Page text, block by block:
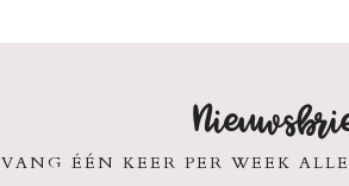
ÉÉN KEER PER WEEK